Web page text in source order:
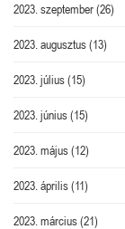
2023. szeptember(26)
2023. augusztus(13)
2023. július(15)
2023. június(15)
2023. május(12)
2023. április(11)
2023. március(21)